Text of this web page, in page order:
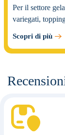
Per il settore
variegati,
Scopri di più